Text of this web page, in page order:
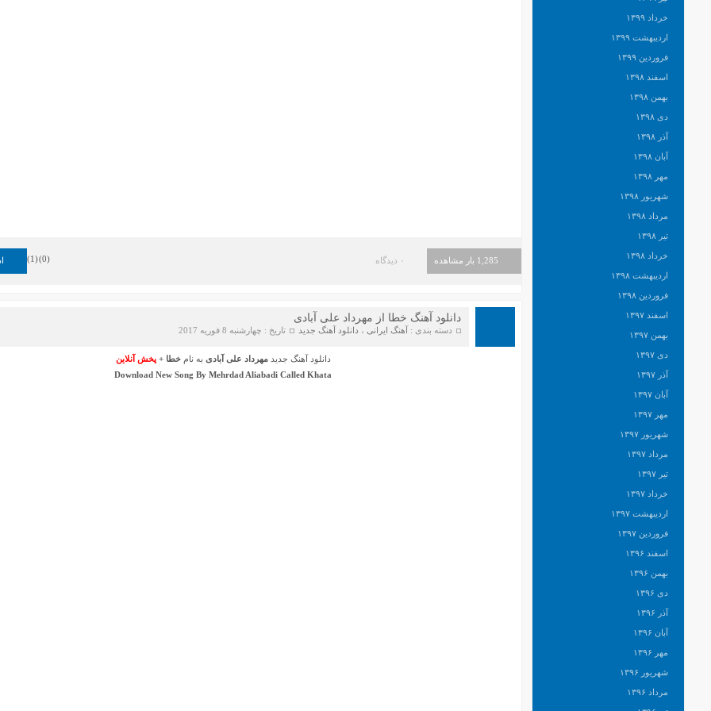
1,285 بار مشاهده ۰ دیدگاه (
0
)
(
1
)
دانلود آهنگ خطا از مهرداد علی آبادی
دسته بندی : آهنگ ایرانی ، دانلود آهنگ جدید تاریخ : چهارشنبه 8 فوریه 2017
دانلود آهنگ جدید مهرداد علی آبادی به نامخطا +پخش آنلاین
Download New Song ByMehrdad Aliabadi CalledKhata
خرداد ۱۳۹۹
اردیبهشت ۱۳۹۹
فروردین ۱۳۹۹
اسفند ۱۳۹۸
بهمن ۱۳۹۸
دی ۱۳۹۸
آذر ۱۳۹۸
آبان ۱۳۹۸
مهر ۱۳۹۸
شهریور ۱۳۹۸
مرداد ۱۳۹۸
تیر ۱۳۹۸
خرداد ۱۳۹۸
اردیبهشت ۱۳۹۸
فروردین ۱۳۹۸
اسفند ۱۳۹۷
بهمن ۱۳۹۷
دی ۱۳۹۷
آذر ۱۳۹۷
آبان ۱۳۹۷
مهر ۱۳۹۷
شهریور ۱۳۹۷
مرداد ۱۳۹۷
تیر ۱۳۹۷
خرداد ۱۳۹۷
اردیبهشت ۱۳۹۷
فروردین ۱۳۹۷
اسفند ۱۳۹۶
بهمن ۱۳۹۶
دی ۱۳۹۶
آذر ۱۳۹۶
آبان ۱۳۹۶
مهر ۱۳۹۶
شهریور ۱۳۹۶
مرداد ۱۳۹۶